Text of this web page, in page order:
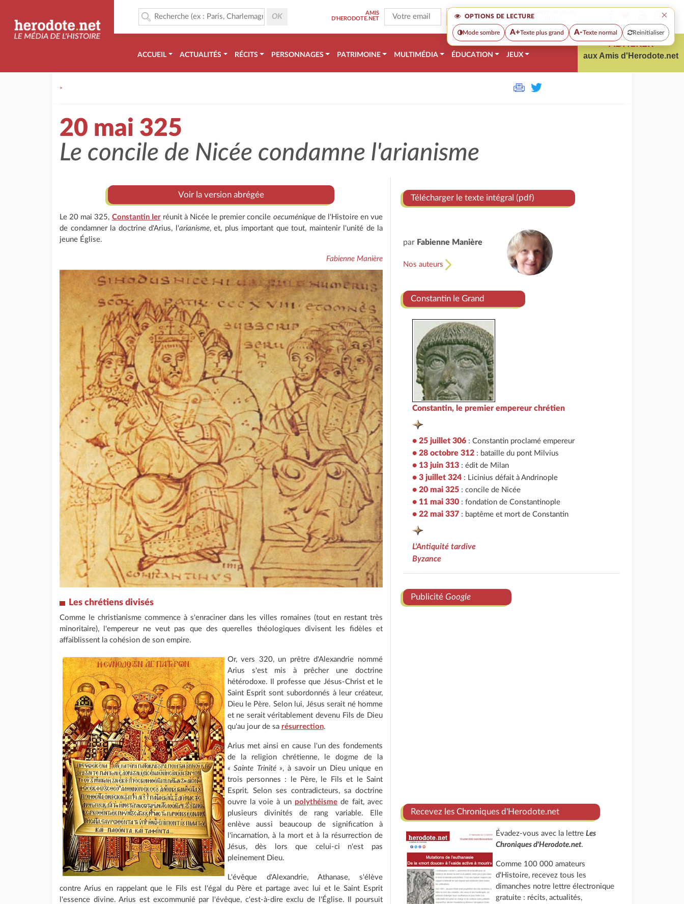
OPTIONS DE LECTURE ×
Mode sombre A+Texte plus grand A-Texte normal Reinitialiser
AMIS
D'HERODOTE.NET
ACCUEIL ACTUALITÉS RÉCITS PERSONNAGES PATRIMOINE MULTIMÉDIA ÉDUCATION JEUX
ADHÉRER
aux Amis d'Herodote.net
>
20 mai 325
Le concile de Nicée condamne l'arianisme
Voir la version abrégée
Le 20 mai 325, Constantin Ierréunit à Nicée le premier concile oecuméniquede l'Histoire en vue
de condamner la doctrine d'Arius, l'arianisme, et, plus important que tout, maintenir l'unité de la
jeune Église.
Fabienne Manière
Les chrétiens divisés
Comme le christianisme commence à s'enraciner dans les villes romaines (tout en restant très
minoritaire), l'empereur ne veut pas que des querelles théologiques divisent les fidèles et
affaiblissent la cohésion de son empire.
Or, vers 320, un prêtre d'Alexandrie nommé
Arius s'est mis à prêcher une doctrine
hétérodoxe. Il professe que Jésus-Christ et le
Saint Esprit sont subordonnés à leur créateur,
Dieu le Père. Selon lui, Jésus serait né homme
et ne serait véritablement devenu Fils de Dieu
qu'au jour de sa résurrection.
Arius met ainsi en cause l'un des fondements
de la religion chrétienne, le dogme de la
« Sainte Trinité », à savoir un Dieu unique en
trois personnes : le Père, le Fils et le Saint
Esprit. Selon ses contradicteurs, sa doctrine
ouvre la voie à un polythéisme de fait, avec
plusieurs divinités de rang variable. Elle
enlève aussi beaucoup de signification à
l'incarnation, à la mort et à la résurrection de
Jésus, dès lors que celui-ci n'est pas
pleinement Dieu.
L'évêque d'Alexandrie, Athanase, s'élève
contre Arius en rappelant que le Fils est l'égal du Père et partage avec lui et le Saint Esprit
l'essence divine. Arius est excommunié par l'évêque, c'est-à-dire exclu de l'Église. Il poursuit
Télécharger le texte intégral (pdf)
par Fabienne Manière
Nos auteurs
Constantin le Grand
Constantin, le premier empereur chrétien
• 25 juillet 306 : Constantin proclamé empereur
• 28 octobre 312 : bataille du pont Milvius
• 13 juin 313 : édit de Milan
• 3 juillet 324 : Licinius défait à Andrinople
• 20 mai 325 : concile de Nicée
• 11 mai 330 : fondation de Constantinople
• 22 mai 337 : baptême et mort de Constantin
L'Antiquité tardive
Byzance
Publicité Google
Recevez les Chroniques d'Herodote.net
Évadez-vous avec la lettreLes
Chroniques d'Herodote.net.
Comme 100 000 amateurs
d'Histoire, recevez tous les
dimanches notre lettre électronique
gratuite : récits, actualités,